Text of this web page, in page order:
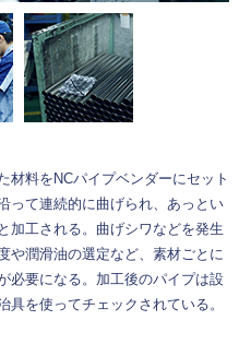
材料をNCパイプベンダーにセット
って連続的に曲げられ、あっとい
加工される。曲げシワなどを発生
や潤滑油の選定など、素材ごとに
必要になる。加工後のパイプは設
を使ってチェックされている。